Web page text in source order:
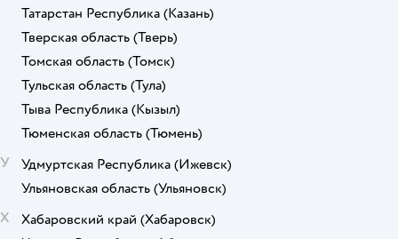
Татарстан Республика (Казань)
Тверская область (Тверь)
Томская область (Томск)
Тульская область (Тула)
Тыва Республика (Кызыл)
Тюменская область (Тюмень)
У
Удмуртская Республика (Ижевск)
Ульяновская область (Ульяновск)
Х
Хабаровский край (Хабаровск)